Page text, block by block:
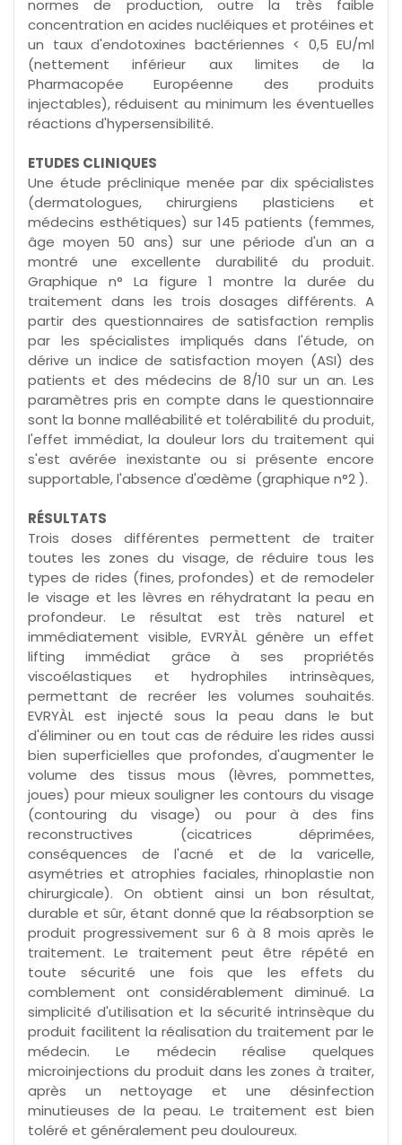
normes de production, outre la très faible
concentration en acides nucléiques et protéines et
un taux d'endotoxines bactériennes < 0,5 EU/ml
(nettement inférieur aux limites de la
Pharmacopée Européenne des produits
injectables), réduisent au minimum les éventuelles
réactions d'hypersensibilité.
ETUDES CLINIQUES
Une étude préclinique menée par dix spécialistes
(dermatologues, chirurgiens plasticiens et
médecins esthétiques) sur 145 patients (femmes,
âge moyen 50 ans) sur une période d'un an a
montré une excellente durabilité du produit.
Graphique n° La figure 1 montre la durée du
traitement dans les trois dosages différents. A
partir des questionnaires de satisfaction remplis
par les spécialistes impliqués dans l'étude, on
dérive un indice de satisfaction moyen (ASI) des
patients et des médecins de 8/10 sur un an. Les
paramètres pris en compte dans le questionnaire
sont la bonne malléabilité et tolérabilité du produit,
l'effet immédiat, la douleur lors du traitement qui
s'est avérée inexistante ou si présente encore
supportable, l'absence d'œdème (graphique n°2 ).
RÉSULTATS
Trois doses différentes permettent de traiter
toutes les zones du visage, de réduire tous les
types de rides (fines, profondes) et de remodeler
le visage et les lèvres en réhydratant la peau en
profondeur. Le résultat est très naturel et
immédiatement visible, EVRYÀL génère un effet
lifting immédiat grâce à ses propriétés
viscoélastiques et hydrophiles intrinsèques,
permettant de recréer les volumes souhaités.
EVRYÀL est injecté sous la peau dans le but
d'éliminer ou en tout cas de réduire les rides aussi
bien superficielles que profondes, d'augmenter le
volume des tissus mous (lèvres, pommettes,
joues) pour mieux souligner les contours du visage
(contouring du visage) ou pour à des fins
reconstructives (cicatrices déprimées,
conséquences de l'acné et de la varicelle,
asymétries et atrophies faciales, rhinoplastie non
chirurgicale). On obtient ainsi un bon résultat,
durable et sûr, étant donné que la réabsorption se
produit progressivement sur 6 à 8 mois après le
traitement. Le traitement peut être répété en
toute sécurité une fois que les effets du
comblement ont considérablement diminué. La
simplicité d'utilisation et la sécurité intrinsèque du
produit facilitent la réalisation du traitement par le
médecin. Le médecin réalise quelques
microinjections du produit dans les zones à traiter,
après un nettoyage et une désinfection
minutieuses de la peau. Le traitement est bien
toléré et généralement peu douloureux.